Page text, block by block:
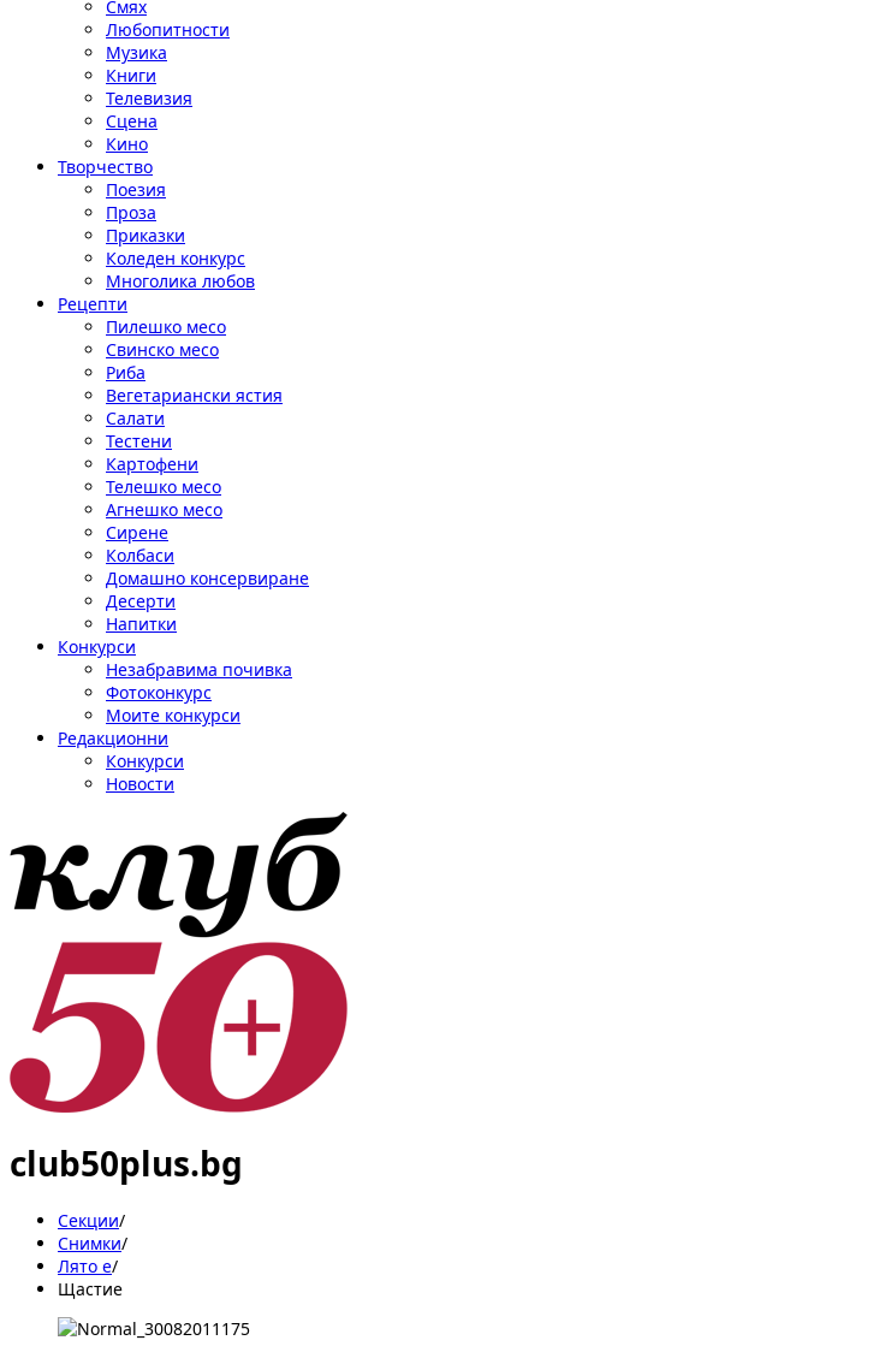
Смях
Любопитности
Музика
Книги
Телевизия
Сцена
Кино
Творчество
Поезия
Проза
Приказки
Коледен конкурс
Многолика любов
Рецепти
Пилешко месо
Свинско месо
Риба
Вегетариански ястия
Салати
Тестени
Картофени
Телешко месо
Агнешко месо
Сирене
Колбаси
Домашно консервиране
Десерти
Напитки
Конкурси
Незабравима почивка
Фотоконкурс
Моите конкурси
Редакционни
Конкурси
Новости
club50plus.bg
Секции/
Снимки/
Лято е/
Щастие